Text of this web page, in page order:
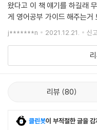
왔다고 이 책 얘기를 하길래
게 영어공부 가이드 해주는거
적 이런거 저런거 읽어봤는데
서 어떻게 다
j*******n 2021.12.21. 신
리뷰 80
클린봇이 부적절한 글을